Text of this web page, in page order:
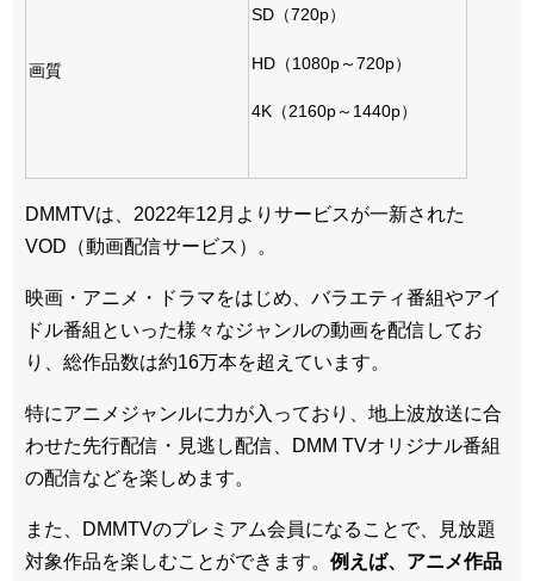
画質
SD（720p）
HD（1080p～720p）
4K（2160p～1440p）
DMMTVは、2022年12月よりサービスが一新された
VOD（動画配信サービス）。
映画・アニメ・ドラマをはじめ、バラエティ番組やアイ
ドル番組といった様々なジャンルの動画を配信してお
り、総作品数は約16万本を超えています。
特にアニメジャンルに力が入っており、地上波放送に合
わせた先行配信・見逃し配信、DMM TVオリジナル番組
の配信などを楽しめます。
また、DMMTVのプレミアム会員になることで、見放題
対象作品を楽しむことができます。 例えば、アニメ作品